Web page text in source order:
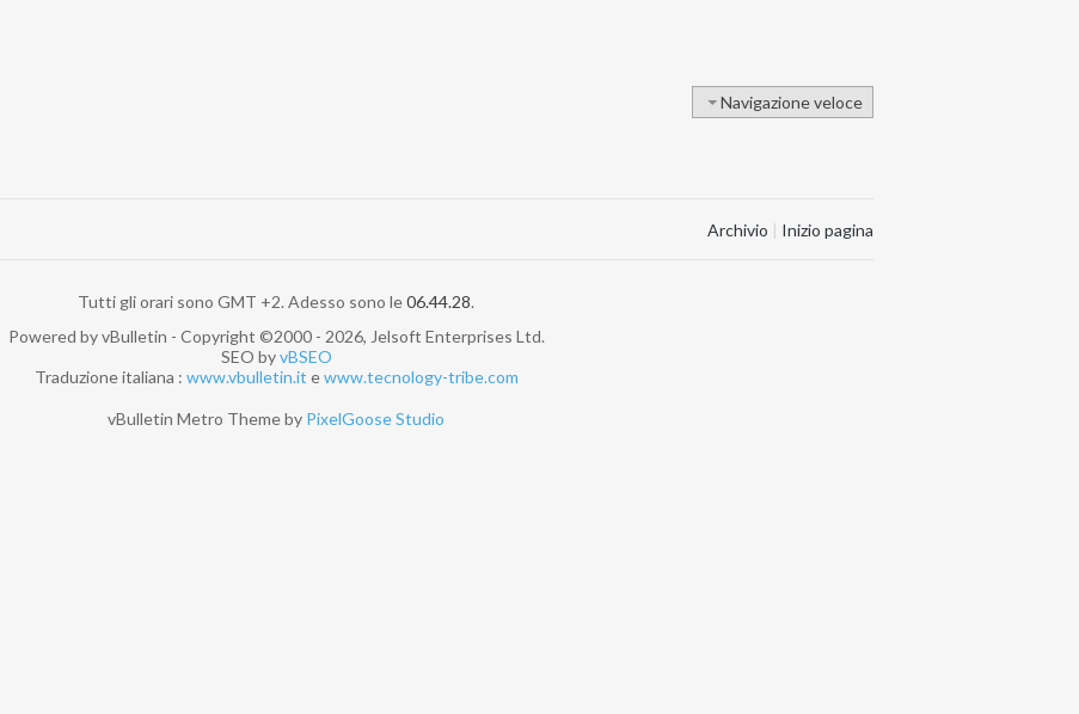
Navigazione veloce
Archivio | Inizio pagina
Tutti gli orari sono GMT +2. Adesso sono le06.44.28.
Powered by vBulletin - Copyright ©2000 - 2026, Jelsoft Enterprises Ltd.
SEO byvBSEO
Traduzione italiana : www.vbulletin.it ewww.tecnology-tribe.com
vBulletin Metro Theme by PixelGoose Studio